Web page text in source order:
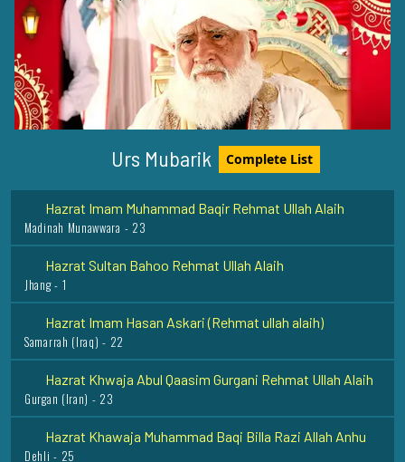
Urs Mubarik Complete List
Hazrat Abul Mustafa Ghulam Muhammad Malkani Razi
Allah Anhu
Malkani Sharif - 22
Syed Khwaja Abul Faiz Rehmat Ullah Alaih
Madinah Munawwara - 23
Jhang - 1
Hazrat Imam Hasan Askari (Rehmat ullah alaih)
Samarrah (Iraq) - 22
Gurgan (Iran) - 23
Dehli - 25